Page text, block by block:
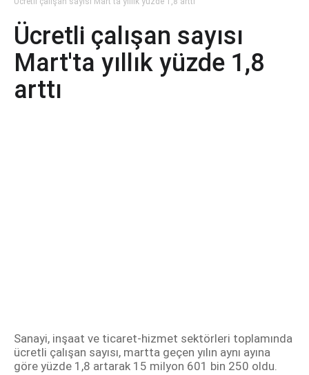
Ücretli çalışan sayısı
Mart'ta yıllık yüzde 1,8
arttı
Sanayi, inşaat ve ticaret-hizmet sektörleri toplamında
ücretli çalışan sayısı, martta geçen yılın aynı ayına
göre yüzde 1,8 artarak 15 milyon 601 bin 250 oldu.